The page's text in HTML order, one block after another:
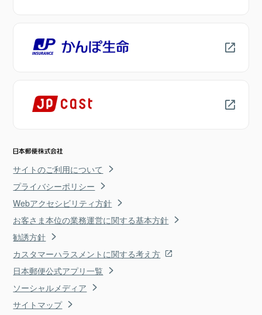
サイトのご利用について
プライバシーポリシー
Webアクセシビリティ方針
お客さま本位の業務運営に関する基本方針
勧誘方針
カスタマーハラスメントに関する考え方
日本郵便公式アプリ一覧
ソーシャルメディア
サイトマップ